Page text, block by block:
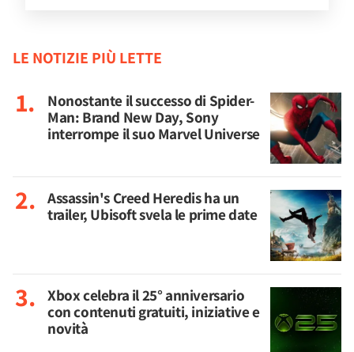
LE NOTIZIE PIÙ LETTE
Nonostante il successo di Spider-
Man: Brand New Day, Sony
interrompe il suo Marvel Universe
Assassin's Creed Heredis ha un
trailer, Ubisoft svela le prime date
Xbox celebra il 25° anniversario
con contenuti gratuiti, iniziative e
novità